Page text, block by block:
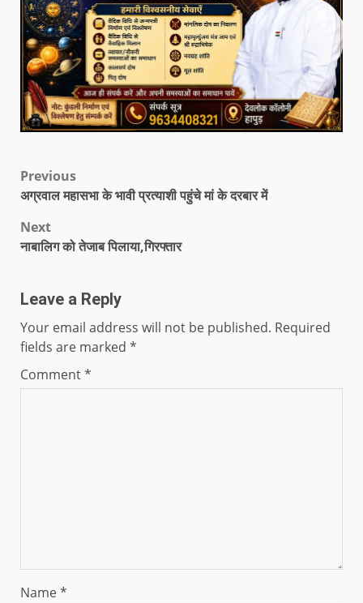
Previous
अग्रवाल महासभा के भावी प्रत्याशी पहुंचे मां के दरबार में
Next
नाबालिग को तेजाब पिलाया,गिरफ्तार
Leave a Reply
Your email address will not be published. Required
fields are marked *
Comment*
Name*